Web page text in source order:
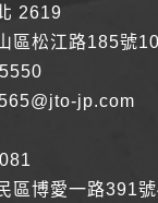
2619
區松江路185號
jp.com
區博愛一路391